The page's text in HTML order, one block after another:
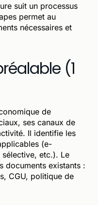
suit un processus
permet au
nécessaires et
(1
de
ses canaux de
Il identifie les
(e-
etc.). Le
documents existants :
CGU, politique de